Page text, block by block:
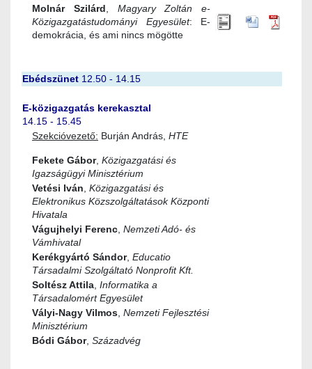
Molnár Szilárd
Magyary Zoltán e-
Közigazgatástudományi Egyesület: E-
demokrácia, és ami nincs mögötte
Ebédszünet 12.50 - 14.15
E-közigazgatás kerekasztal
14.15 - 15.45
Szekcióvezető: Burján András, HTE
Fekete Gábor, Közigazgatási és
Igazságügyi Minisztérium
Vetési Iván Közigazgatási és
Elektronikus Közszolgáltatások Központi
Hivatala
Vágujhelyi Ferenc Nemzeti Adó- és
Vámhivatal
Kerékgyártó Sándor, Educatio
Társadalmi Szolgáltató Nonprofit Kft.
Soltész Attila Informatika a
Társadalomért Egyesület
Vályi-Nagy Vilmos Nemzeti Fejlesztési
Minisztérium
Bódi Gábor, Századvég